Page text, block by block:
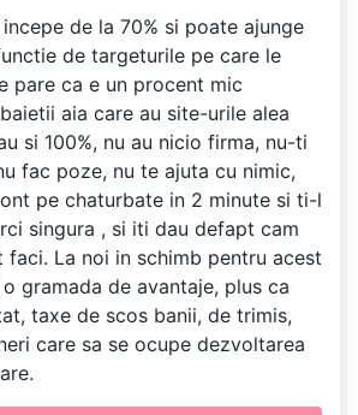
de la 70% si poate ajunge
de targeturile pe care le
pare ca e un procent mic
aia care au site-urile alea
si 100%, nu au nicio firma, nu-ti
fac poze, nu te ajuta cu nimic,
pe chaturbate in 2 minute si ti-l
singura , si iti dau defapt cam
faci. La noi in schimb pentru acest
gramada de avantaje, plus ca
taxe de scos banii, de trimis,
care sa se ocupe dezvoltarea